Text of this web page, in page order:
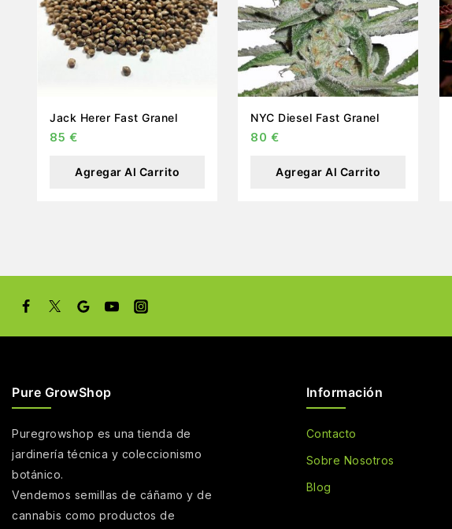
Jack Herer Fast Granel
85 €
Agregar Al Carrito
NYC Diesel Fast Granel
80 €
Agregar Al Carrito
Pure GrowShop
Puregrowshop es una tienda de
jardinería técnica y coleccionismo
botánico.
Vendemos semillas de cáñamo y de
cannabis como productos de
Información
Contacto
Sobre Nosotros
Blog